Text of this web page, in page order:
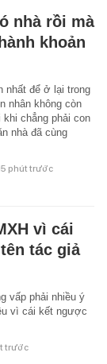
nhà rồi mà
khoản
nhất để ở lại trong
nhân không còn
khi chẳng phải con
nhà đã cùng
phút trước
vì cái
tác giả
vấp phải nhiều ý
vì cái kết ngược
trước